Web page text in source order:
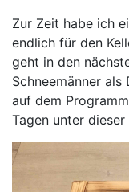
Zur Zeit habe ich
endlich für den
geht in den
Schneemänner
auf dem
Tagen unter dieser